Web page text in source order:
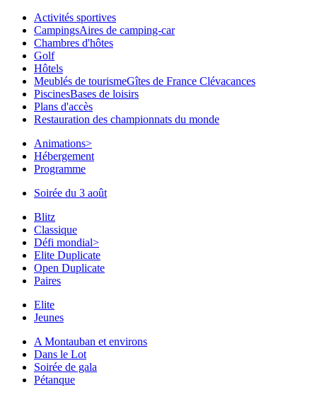
Activités sportives
CampingsAires de camping-car
Chambres d'hôtes
Golf
Hôtels
Meublés de tourismeGîtes de France Clévacances
PiscinesBases de loisirs
Plans d'accès
Restauration des championnats du monde
Animations>
Hébergement
Programme
Soirée du 3 août
Blitz
Classique
Défi mondial>
Elite Duplicate
Open Duplicate
Paires
Elite
Jeunes
A Montauban et environs
Dans le Lot
Soirée de gala
Pétanque